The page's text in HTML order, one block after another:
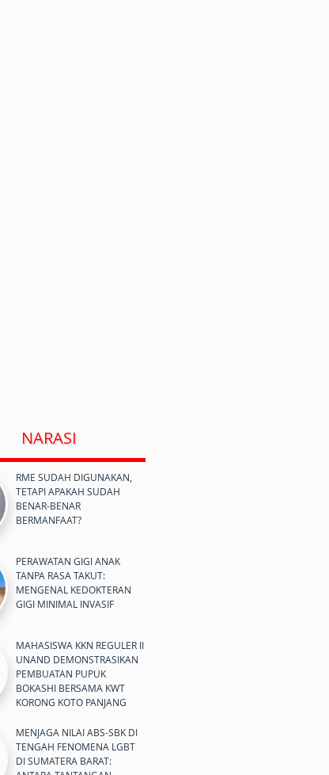
NARASI
RME SUDAH DIGUNAKAN,
TETAPI APAKAH SUDAH
BENAR-BENAR
BERMANFAAT?
PERAWATAN GIGI ANAK
TANPA RASA TAKUT:
MENGENAL KEDOKTERAN
GIGI MINIMAL INVASIF
MAHASISWA KKN REGULER II
UNAND DEMONSTRASIKAN
PEMBUATAN PUPUK
BOKASHI BERSAMA KWT
KORONG KOTO PANJANG
MENJAGA NILAI ABS-SBK DI
TENGAH FENOMENA LGBT
DI SUMATERA BARAT: